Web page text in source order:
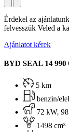
Érdekel az
felvesszük Veled a
Ajánlatot kérek
BYD SEAL 14 990
5 km
benzin/
72 kW,
1498 cm³